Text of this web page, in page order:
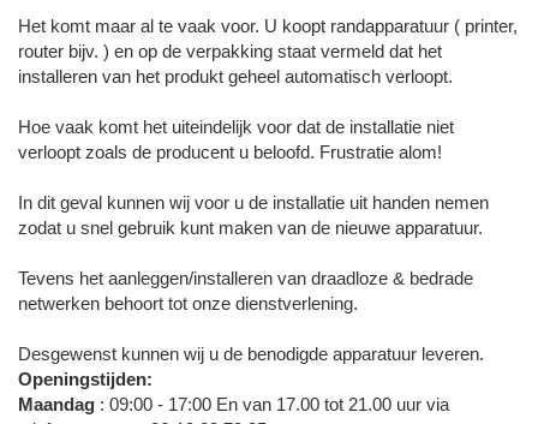
Het komt maar al te vaak voor. U koopt randapparatuur ( printer,
router bijv. ) en op de verpakking staat vermeld dat het
installeren van het produkt geheel automatisch verloopt.
Hoe vaak komt het uiteindelijk voor dat de installatie niet
verloopt zoals de producent u beloofd. Frustratie alom!
In dit geval kunnen wij voor u de installatie uit handen nemen
zodat u snel gebruik kunt maken van de nieuwe apparatuur.
Tevens het aanleggen/installeren van draadloze & bedrade
netwerken behoort tot onze dienstverlening.
Desgewenst kunnen wij u de benodigde apparatuur leveren.
Openingstijden:
Maandag : 09:00 - 17:00 En van 17.00 tot 21.00 uur via